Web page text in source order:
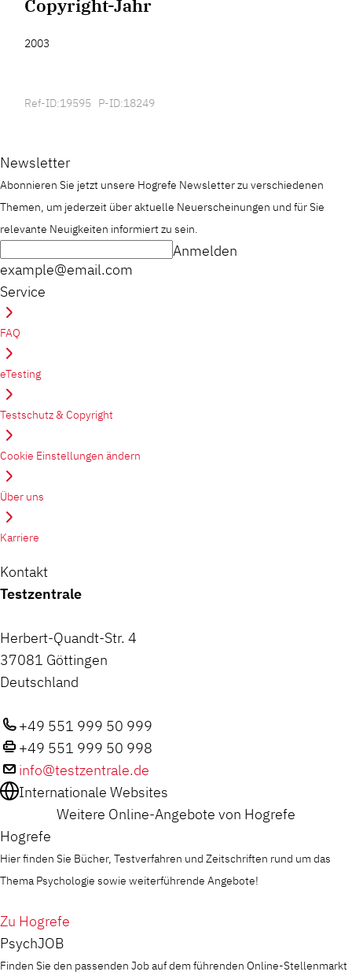
Copyright-Jahr
2003
Ref-ID:19595 P-ID:18249
Newsletter
Abonnieren Sie jetzt unsere Hogrefe Newsletter zu verschiedenen
Themen, um jederzeit über aktuelle Neuerscheinungen und für Sie
relevante Neuigkeiten informiert zu sein.
example@email.com
Anmelden
Service
FAQ
eTesting
Testschutz & Copyright
Cookie Einstellungen ändern
Über uns
Karriere
Kontakt
Testzentrale
Herbert-Quandt-Str. 4
37081 Göttingen
Deutschland
+49 551 999 50 999
+49 551 999 50 998
info@testzentrale.de
Internationale Websites
Weitere Online-Angebote von Hogrefe
Hogrefe
Hier finden Sie Bücher, Testverfahren und Zeitschriften rund um das
Thema Psychologie sowie weiterführende Angebote!
Zu Hogrefe
PsychJOB
Finden Sie den passenden Job auf dem führenden Online-Stellenmarkt